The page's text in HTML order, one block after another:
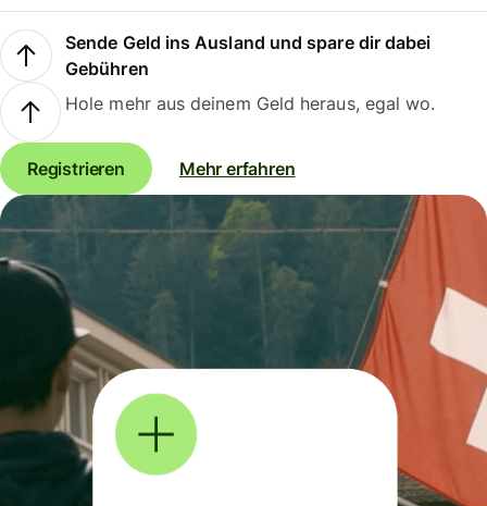
Sende Geld ins Ausland und spare dir dabei
Gebühren
Hole mehr aus deinem Geld heraus, egal wo.
Registrieren Mehr erfahren